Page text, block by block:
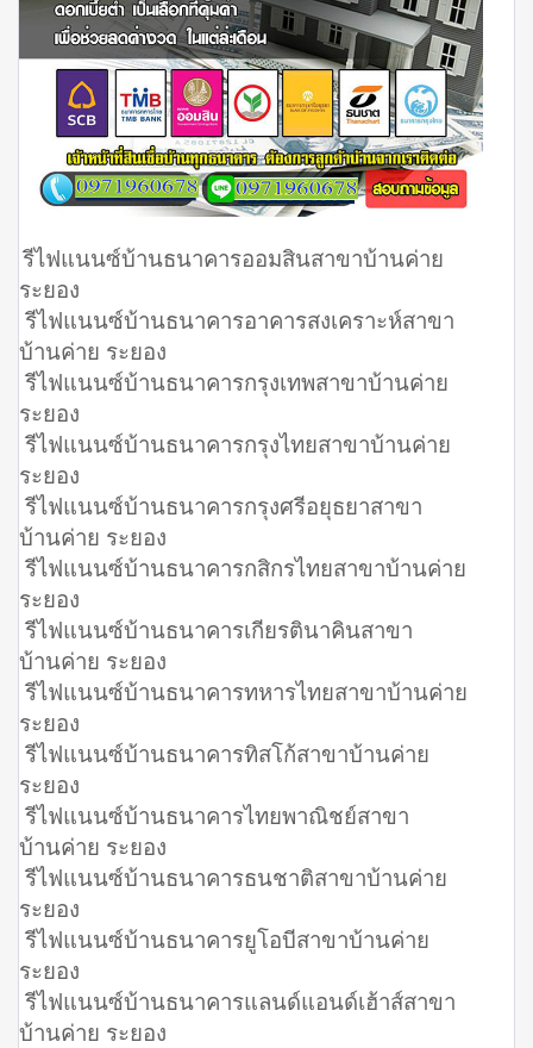
รีไฟแนนซ์บ้านธนาคารออมสินสาขาบ้านค่าย
ระยอง
รีไฟแนนซ์บ้านธนาคารอาคารสงเคราะห์สาขา
บ้านค่าย ระยอง
รีไฟแนนซ์บ้านธนาคารกรุงเทพสาขาบ้านค่าย
ระยอง
รีไฟแนนซ์บ้านธนาคารกรุงไทยสาขาบ้านค่าย
ระยอง
รีไฟแนนซ์บ้านธนาคารกรุงศรีอยุธยาสาขา
บ้านค่าย ระยอง
รีไฟแนนซ์บ้านธนาคารกสิกรไทยสาขาบ้านค่าย
ระยอง
รีไฟแนนซ์บ้านธนาคารเกียรตินาคินสาขา
บ้านค่าย ระยอง
รีไฟแนนซ์บ้านธนาคารทหารไทยสาขาบ้านค่าย
ระยอง
รีไฟแนนซ์บ้านธนาคารทิสโก้สาขาบ้านค่าย
ระยอง
รีไฟแนนซ์บ้านธนาคารไทยพาณิชย์สาขา
บ้านค่าย ระยอง
รีไฟแนนซ์บ้านธนาคารธนชาติสาขาบ้านค่าย
ระยอง
รีไฟแนนซ์บ้านธนาคารยูโอบีสาขาบ้านค่าย
ระยอง
รีไฟแนนซ์บ้านธนาคารแลนด์แอนด์เฮ้าส์สาขา
บ้านค่าย ระยอง